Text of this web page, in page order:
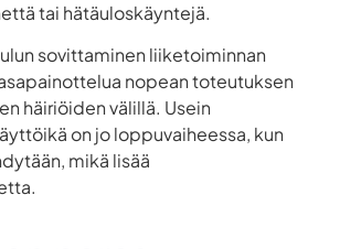
tai hätäuloskäyntejä.
sovittaminen liiketoiminnan
nopean toteutuksen
häiriöiden välillä. Usein
on jo loppuvaiheessa, kun
mikä lisää